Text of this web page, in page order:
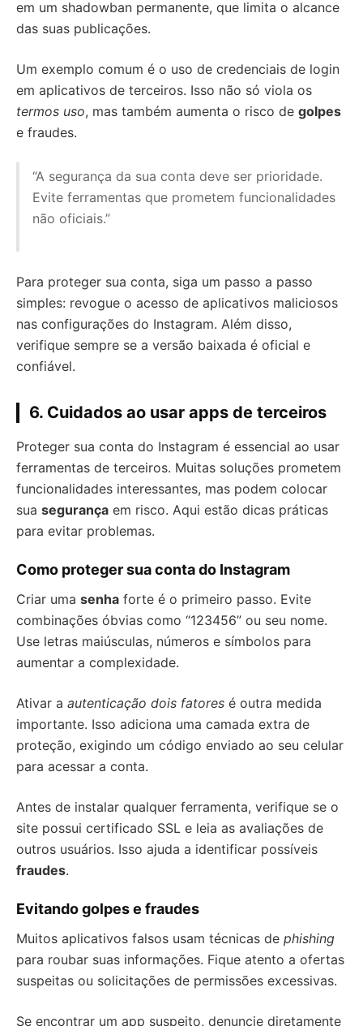
em um shadowban permanente, que limita o alcance
das suas publicações.
Um exemplo comum é o uso de credenciais de login
em aplicativos de terceiros. Isso não só viola os
termos uso, mas também aumenta o risco de golpes
e fraudes.
“A segurança da sua conta deve ser prioridade.
Evite ferramentas que prometem funcionalidades
não oficiais.”
Para proteger sua conta, siga um passo a passo
simples: revogue o acesso de aplicativos maliciosos
nas configurações do Instagram. Além disso,
verifique sempre se a versão baixada é oficial e
confiável.
6. Cuidados ao usar apps de terceiros
Proteger sua conta do Instagram é essencial ao usar
ferramentas de terceiros. Muitas soluções prometem
funcionalidades interessantes, mas podem colocar
sua segurança em risco. Aqui estão dicas práticas
para evitar problemas.
Como proteger sua conta do Instagram
Criar uma senha forte é o primeiro passo. Evite
combinações óbvias como “123456” ou seu nome.
Use letras maiúsculas, números e símbolos para
aumentar a complexidade.
Ativar a autenticação dois fatores é outra medida
importante. Isso adiciona uma camada extra de
proteção, exigindo um código enviado ao seu celular
para acessar a conta.
Antes de instalar qualquer ferramenta, verifique se o
site possui certificado SSL e leia as avaliações de
outros usuários. Isso ajuda a identificar possíveis
fraudes.
Evitando golpes e fraudes
Muitos aplicativos falsos usam técnicas de phishing
para roubar suas informações. Fique atento a ofertas
suspeitas ou solicitações de permissões excessivas.
Se encontrar um app suspeito, denuncie diretamente